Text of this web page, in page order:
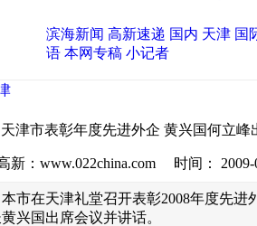
滨海新闻 高新速递 国内 天津 国
语 本网专稿 小记者
天津市表彰年度先进外企 黄兴国何立峰
新：www.022china.com 时间： 2009-
市在天津礼堂召开表彰2008年度先进
兴国出席会议并讲话。